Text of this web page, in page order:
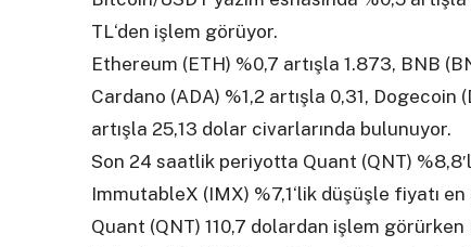
TL‘den işlem görüyor.
Ethereum (ETH) %0,7 artışla 1.873, BNB
Cardano (ADA) %1,2 artışla 0,31, Dogecoin
artışla 25,13 dolar civarlarında bulunuyor.
Son 24 saatlik periyotta Quant (QNT)
ImmutableX (IMX) %7,1‘lik düşüşle fiyatı
Quant (QNT) 110,7 dolardan işlem